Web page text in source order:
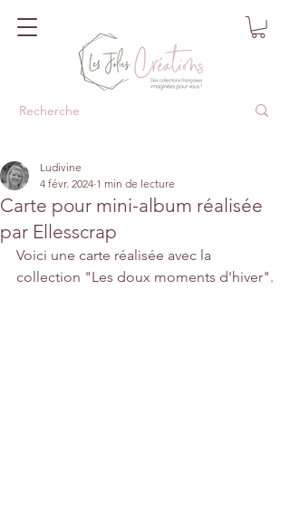
Carte pour mini-album réalisée
par Ellesscrap
Ludivine
4 févr. 2024 1 min de lecture
Voici une carte réalisée avec la
collection "Les doux moments d'hiver".